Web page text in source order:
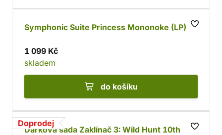
Symphonic Suite Princess Mononoke (LP)
1 099 Kč
skladem
do košíku
Doprodej
Dárková sada Zaklínač 3: Wild Hunt 10th